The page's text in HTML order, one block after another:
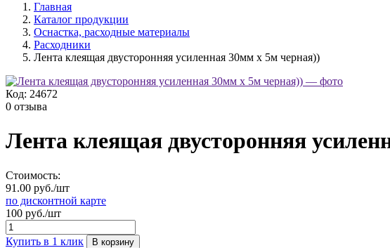
Главная
Каталог продукции
Оснастка, расходные материалы
Расходники
Лента клеящая двусторонняя усиленная 30мм х 5м черная))
Код: 24672
0 отзыва
Лента клеящая двусторонняя
Стоимость:
91.00 руб./шт
по дисконтной карте
100 руб./шт
Купить в 1 клик В корзину